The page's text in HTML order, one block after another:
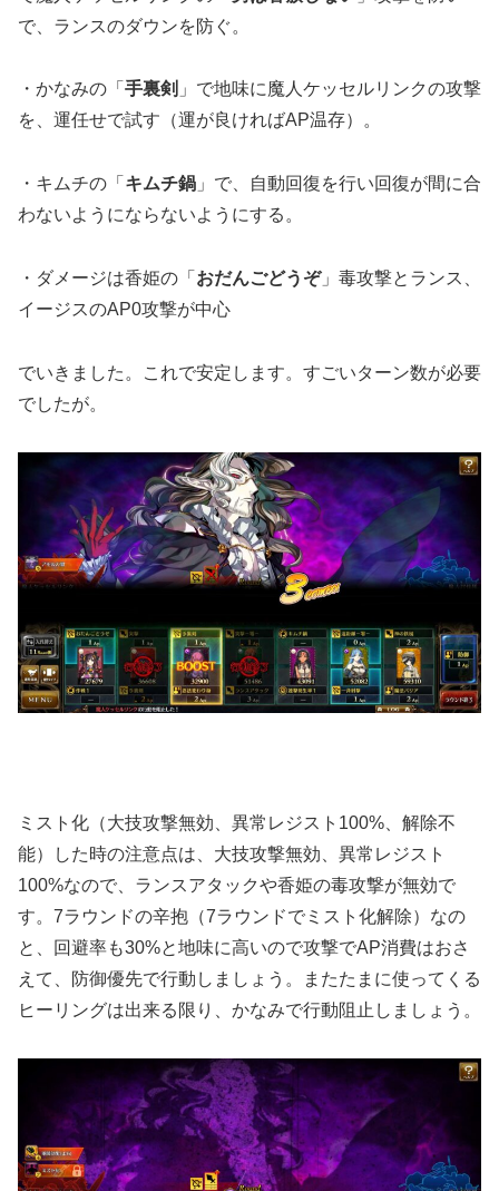
で、ランスのダウンを防ぐ。
・かなみの「 手裏剣 」で地味に魔人ケッセルリンクの攻撃
を、運任せで試す（運が良ければAP温存）。
・キムチの「 キムチ鍋 」で、自動回復を行い回復が間に合
わないようにならないようにする。
・ダメージは香姫の「 おだんごどうぞ」毒攻撃とランス、
イージスのAP0攻撃が中心
でいきました。これで安定します。すごいターン数が必要
でしたが。
ミスト化（大技攻撃無効、異常レジスト100%、解除不
能）した時の注意点は、大技攻撃無効、異常レジスト
100%なので、ランスアタックや香姫の毒攻撃が無効で
す。7ラウンドの辛抱（7ラウンドでミスト化解除）なの
と、回避率も30%と地味に高いので攻撃でAP消費はおさ
えて、防御優先で行動しましょう。またたまに使ってくる
ヒーリングは出来る限り、かなみで行動阻止しましょう。